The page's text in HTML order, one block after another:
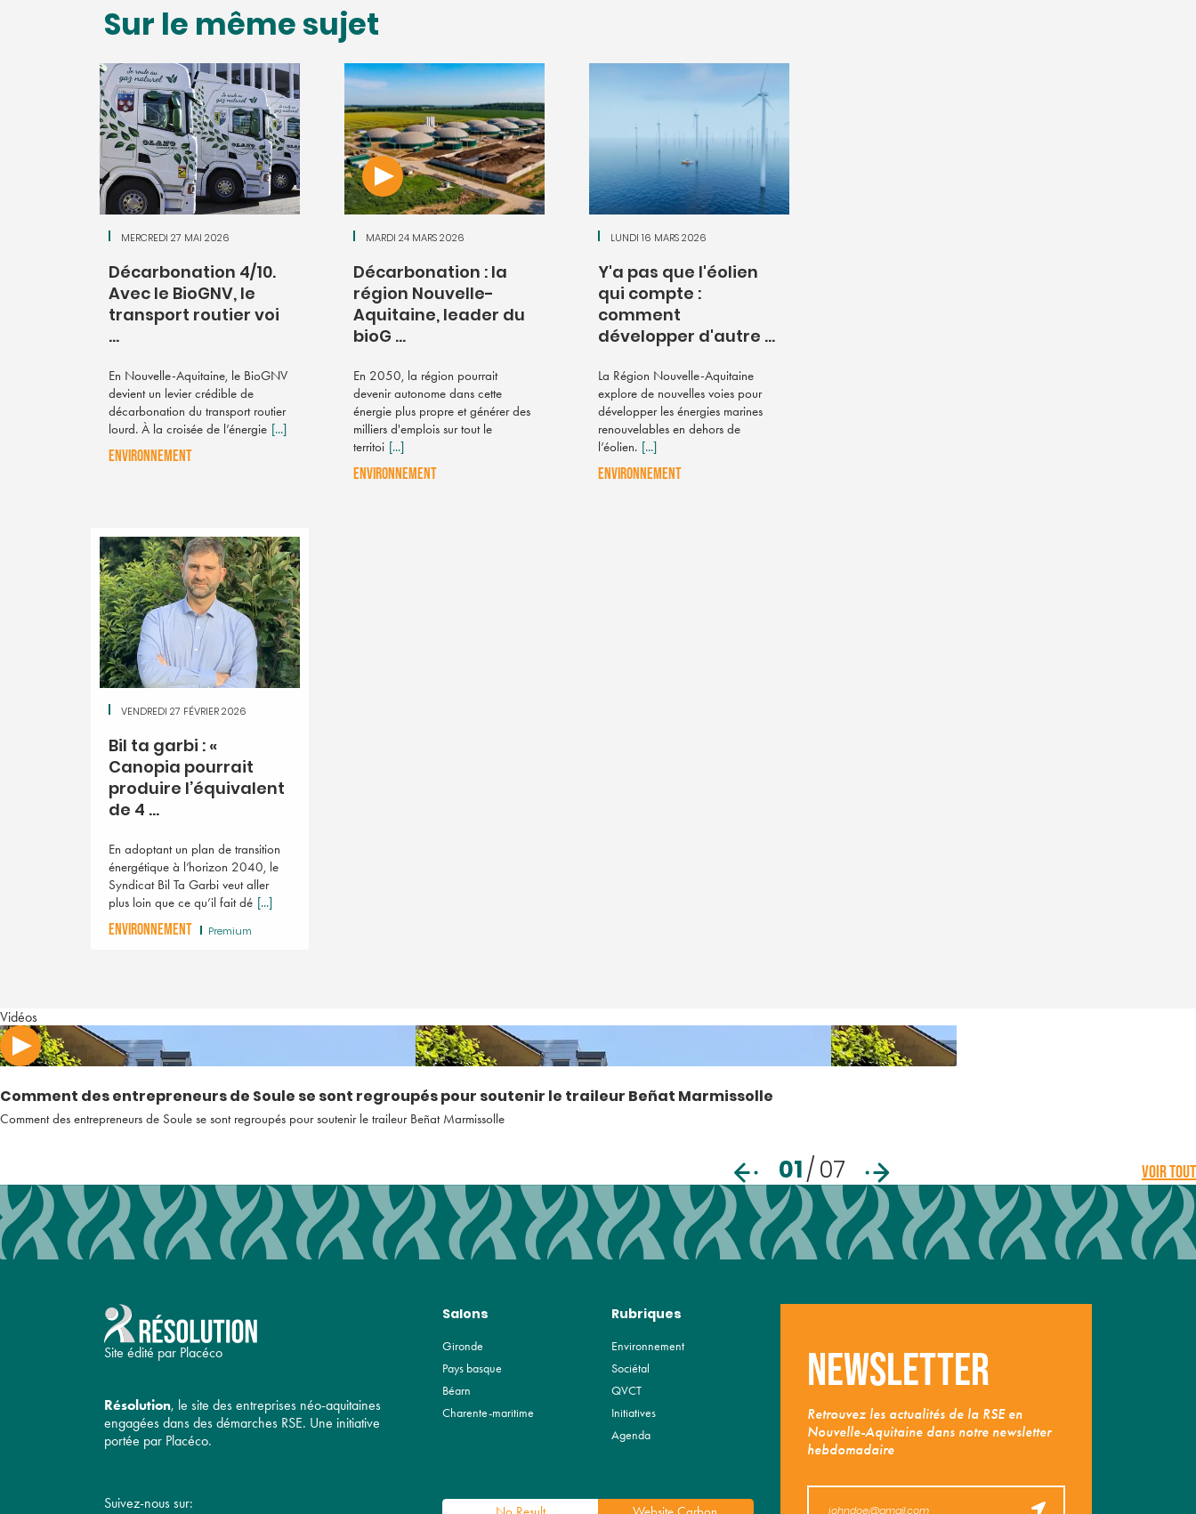
Sur le même sujet
MERCREDI 27 MAI 2026
Décarbonation 4/10.
Avec le BioGNV, le
transport routier voi
...
En Nouvelle-Aquitaine, le BioGNV
devient un levier crédible de
décarbonation du transport routier
lourd. À la croisée de l’énergie [...]
ENVIRONNEMENT
MARDI 24 MARS 2026
Décarbonation : la
région Nouvelle-
Aquitaine, leader du
bioG ...
En 2050, la région pourrait
devenir autonome dans cette
énergie plus propre et générer des
milliers d'emplois sur tout le
territoi [...]
ENVIRONNEMENT
LUNDI 16 MARS 2026
Y'a pas que l'éolien
qui compte :
comment
développer d'autre ...
La Région Nouvelle-Aquitaine
explore de nouvelles voies pour
développer les énergies marines
renouvelables en dehors de
l’éolien. [...]
ENVIRONNEMENT
VENDREDI 27 FÉVRIER 2026
Bil ta garbi : «
Canopia pourrait
produire l’équivalent
de 4 ...
En adoptant un plan de transition
énergétique à l’horizon 2040, le
Syndicat Bil Ta Garbi veut aller
plus loin que ce qu’il fait dé [...]
ENVIRONNEMENT Premium
Vidéos
Comment des entrepreneurs de Soule se sont regroupés pour soutenir le traileur Beñat Marmissolle
Comment des entrepreneurs de Soule se sont regroupés pour soutenir le traileur Beñat Marmissolle
01/07 VOIR TOUT
Site édité par Placéco
Résolution, le site des entreprises néo-aquitaines
engagées dans des démarches RSE. Une initiative
portée par Placéco.
Suivez-nous sur:
Salons
Gironde
Pays basque
Béarn
Charente-maritime
Rubriques
Environnement
Sociétal
QVCT
Initiatives
Agenda
Newsletter
Retrouvez les actualités de la RSE en
Nouvelle-Aquitaine dans notre newsletter
hebdomadaire